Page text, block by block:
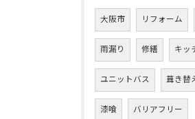
大阪市 リフォーム
雨漏り 修繕 キッ
ユニットバス 葺き替
漆喰 バリアフリー